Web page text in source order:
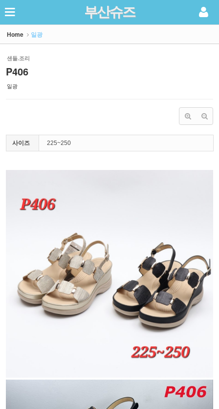
부산슈즈
Home 일광
샌들.조리
P406
일광
사이즈 225~250
Sketchbook5, 스케치북5